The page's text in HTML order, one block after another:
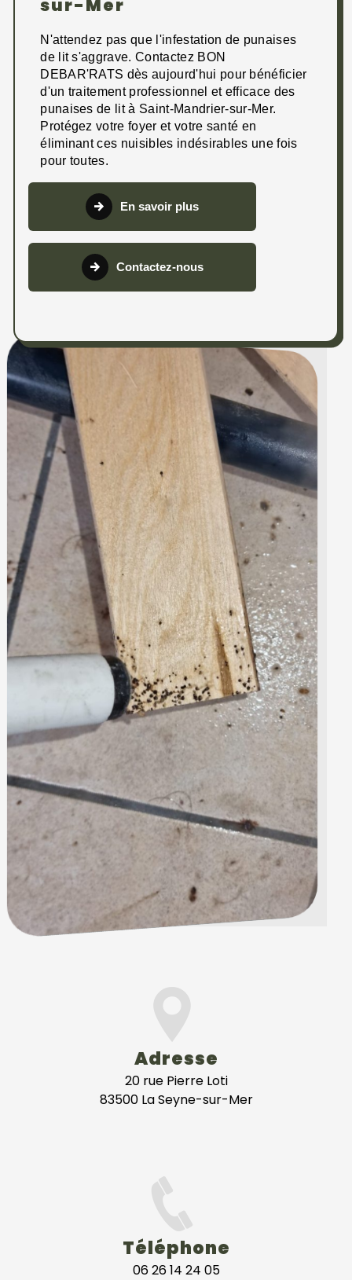
sur-Mer
N'attendez pas que l'infestation de punaises
de lit s'aggrave. Contactez BON
DEBAR'RATS dès aujourd'hui pour bénéficier
d'un traitement professionnel et efficace des
punaises de lit à Saint-Mandrier-sur-Mer.
Protégez votre foyer et votre santé en
éliminant ces nuisibles indésirables une fois
pour toutes.
En savoir plus
Contactez-nous
Adresse
20 rue Pierre Loti
83500 La Seyne-sur-Mer
Téléphone
06 26 14 24 05